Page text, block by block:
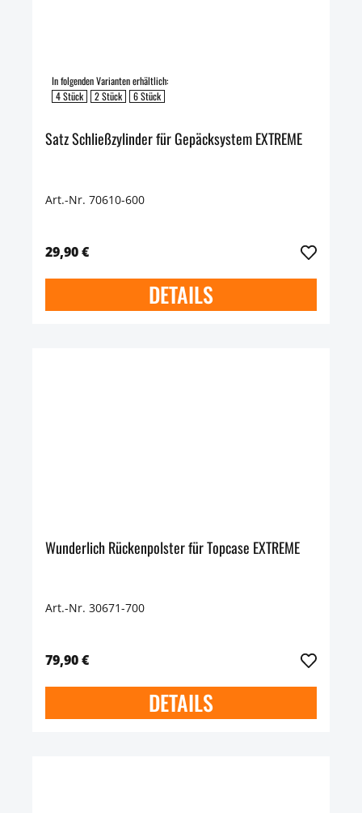
In folgenden Varianten erhältlich:
4 Stück
2 Stück 6 Stück
Satz Schließzylinder für Gepäcksystem EXTREME
Art.-Nr. 70610-600
29,90 €
DETAILS
Wunderlich Rückenpolster für Topcase EXTREME
Art.-Nr. 30671-700
79,90 €
DETAILS